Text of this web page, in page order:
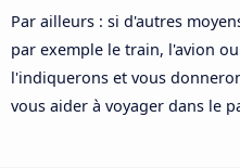
Par ailleurs : si d'autres
par exemple le train, l'avion
l'indiquerons et vous
vous aider à voyager dans le